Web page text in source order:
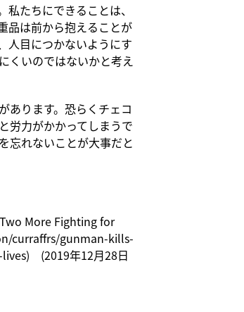
たちにできることは、
品は前から抱えることが
人目につかないようにす
くいのではないかと考え
あります。恐らくチェコ
労力がかかってしまうで
忘れないことが大事だと
More Fighting for
curraffrs/gunman-kills-
(2019年12月28日